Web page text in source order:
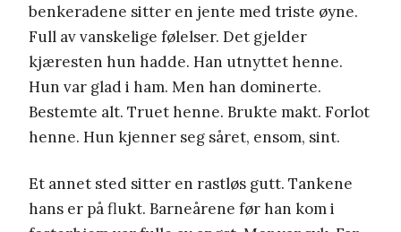
benkeradene sitter en jente med triste øyne.
Full av vanskelige følelser. Det gjelder
kjæresten hun hadde. Han utnyttet henne.
Hun var glad i ham. Men han dominerte.
Bestemte alt. Truet henne. Brukte makt. Forlot
henne. Hun kjenner seg såret, ensom, sint.
Et annet sted sitter en rastløs gutt. Tankene
hans er på flukt. Barneårene før han kom i